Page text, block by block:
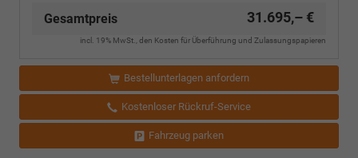
Gesamtpreis 31.695,– €
incl. 19% MwSt., den Kosten für Überführung und Zulassungspapieren
Bestellunterlagen anfordern
Kostenloser Rückruf-Service
Fahrzeug parken